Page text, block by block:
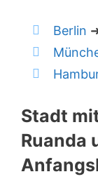
Berlin
Stadt
Ruanda